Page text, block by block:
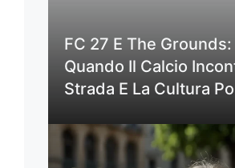
FC 27 E The Grounds:
Quando Il Calcio
Strada E La Cultura